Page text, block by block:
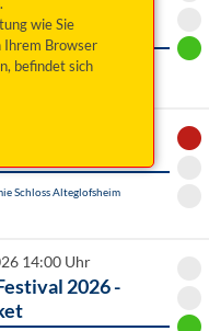
wie Sie
Ihrem Browser
befindet sich
- Dying
O`Schnitt-Halle
19:30 Uhr
das Blech weg!
Schloss Alteglofsheim
14:00 Uhr
2026 -